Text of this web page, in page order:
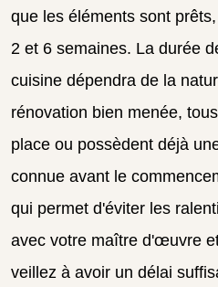
que les éléments sont
2 et 6 semaines. La durée
cuisine dépendra de la
rénovation bien menée,
place ou possèdent déjà
connue avant le
qui permet d'éviter les
avec votre maître d'œuvre
veillez à avoir un délai